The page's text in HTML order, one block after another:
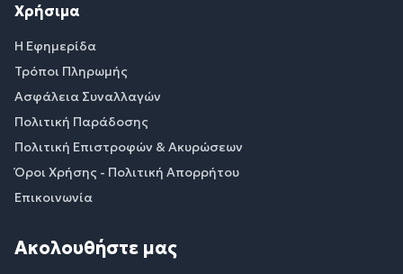
Χρήσιμα
Η Εφημερίδα
Τρόποι Πληρωμής
Ασφάλεια Συναλλαγών
Πολιτική Παράδοσης
Πολιτική Επιστροφών & Ακυρώσεων
Όροι Χρήσης - Πολιτική Απορρήτου
Επικοινωνία
Ακολουθήστε μας